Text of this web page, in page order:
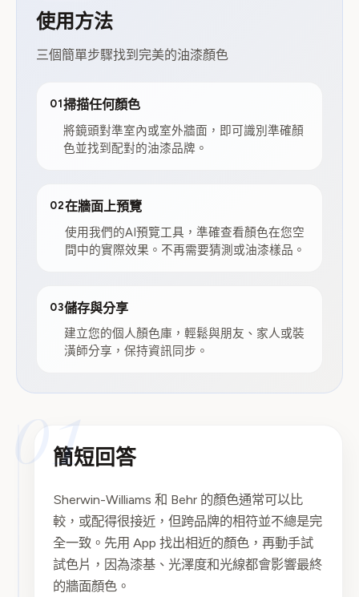
使用方法
三個簡單步驟找到完美的油漆顏色
01掃描任何顏色
將鏡頭對準室內或室外牆面，即可識別準確顏
色並找到配對的油漆品牌。
02在牆面上預覽
使用我們的AI預覽工具，準確查看顏色在您空
間中的實際效果。不再需要猜測或油漆樣品。
03儲存與分享
建立您的個人顏色庫，輕鬆與朋友、家人或裝
潢師分享，保持資訊同步。
01
簡短回答
Sherwin-Williams 和 Behr 的顏色通常可以比
較，或配得很接近，但跨品牌的相符並不總是完
全一致。先用 App 找出相近的顏色，再動手試
試色片，因為漆基、光澤度和光線都會影響最終
的牆面顏色。